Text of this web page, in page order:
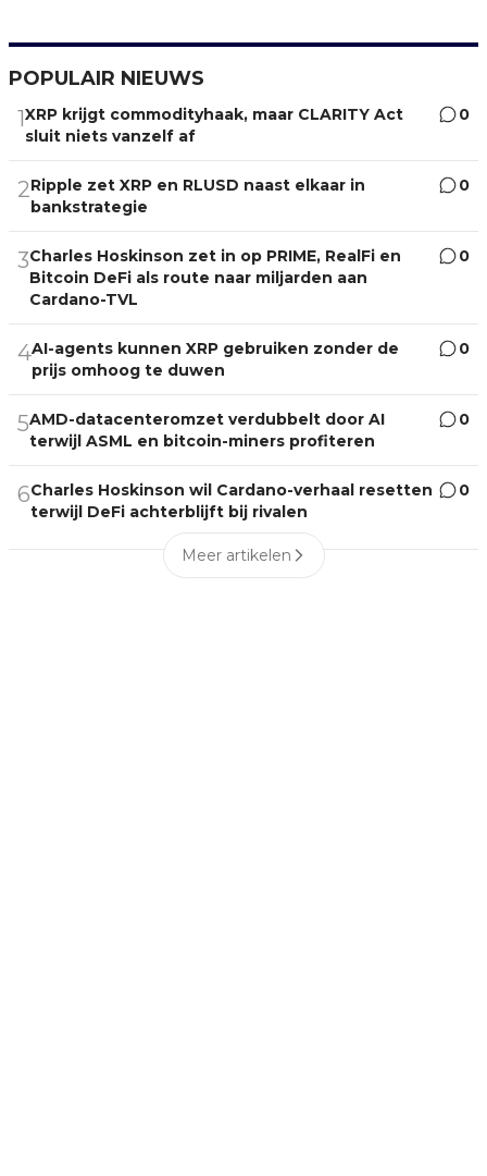
POPULAIR NIEUWS
1XRP krijgt commodityhaak, maar CLARITY Act
sluit niets vanzelf af
0
2Ripple zet XRP en RLUSD naast elkaar in
bankstrategie
0
3Charles Hoskinson zet in op PRIME, RealFi en
Bitcoin DeFi als route naar miljarden aan
Cardano-TVL
0
4AI-agents kunnen XRP gebruiken zonder de
prijs omhoog te duwen
0
5AMD-datacenteromzet verdubbelt door AI
terwijl ASML en bitcoin-miners profiteren
0
6Charles Hoskinson wil Cardano-verhaal resetten
terwijl DeFi achterblijft bij rivalen
0
Meer artikelen